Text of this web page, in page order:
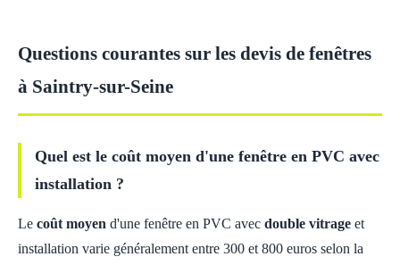
Questions courantes sur les devis de fenêtres
à Saintry-sur-Seine
Quel est le coût moyen d'une fenêtre en PVC avec
installation ?
Le coût moyen d'une fenêtre en PVC avec double vitrage et
installation varie généralement entre 300 et 800 euros selon la